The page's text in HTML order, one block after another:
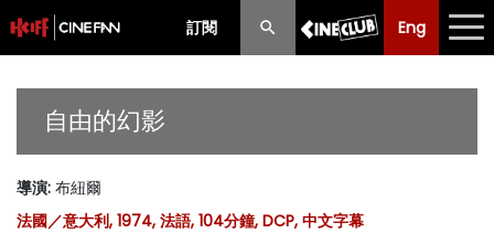
訂閱 Eng
Eng 中文
節目
自由的幻影
導演: 布紐爾
法國／意大利, 1974, 法語, 104分鐘, DCP, 中文字幕